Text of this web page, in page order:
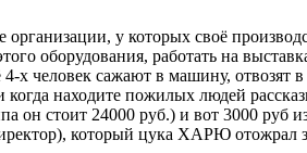
у которых своё
оборудования, работать на
х человек сажают в машину,
находите пожилых людей
он стоит 24000 руб.) и вот
который цука ХАРЮ отожрал